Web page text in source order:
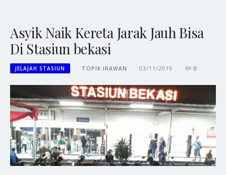
Asyik Naik Kereta Jarak Jauh Bisa
Di Stasiun bekasi
JELAJAH STASIUN TOPIK IRAWAN 03/11/2019 0